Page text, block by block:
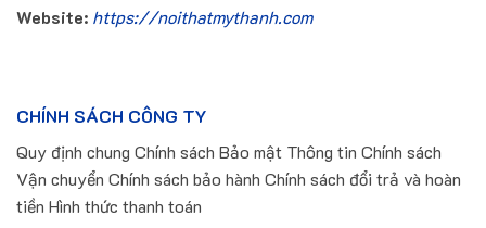
Website: https://noithatmythanh.com
CHÍNH SÁCH CÔNG TY
Quy định chung Chính sách Bảo mật Thông tin Chính sách
Vận chuyển Chính sách bảo hành Chính sách đổi trả và hoàn
tiền Hình thức thanh toán